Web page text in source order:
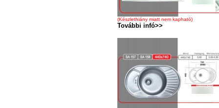
(Készlethiány miatt nem kapható)
További infó>>